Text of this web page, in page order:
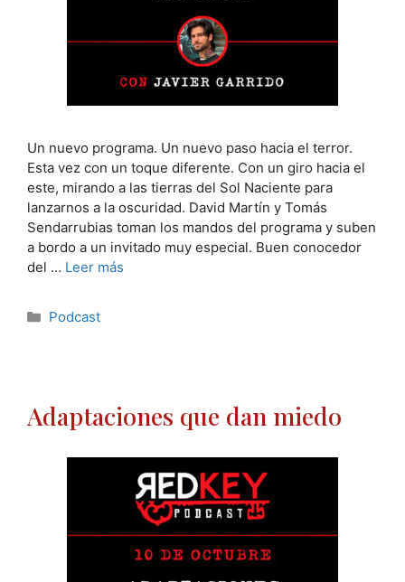
Un nuevo programa. Un nuevo paso hacia el terror.
Esta vez con un toque diferente. Con un giro hacia el
este, mirando a las tierras del Sol Naciente para
lanzarnos a la oscuridad. David Martín y Tomás
Sendarrubias toman los mandos del programa y suben
a bordo a un invitado muy especial. Buen conocedor
del … Leer más
Categorías
Podcast
Adaptaciones que dan miedo